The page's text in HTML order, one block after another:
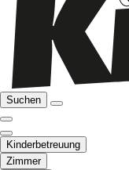
Suchen
Kinderbetreuung
Zimmer